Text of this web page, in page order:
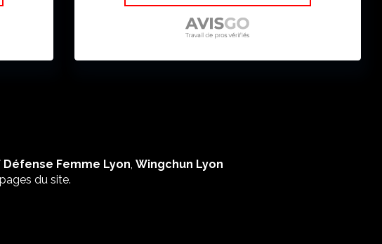
Défense Femme Lyon Wingchun Lyon
du site.